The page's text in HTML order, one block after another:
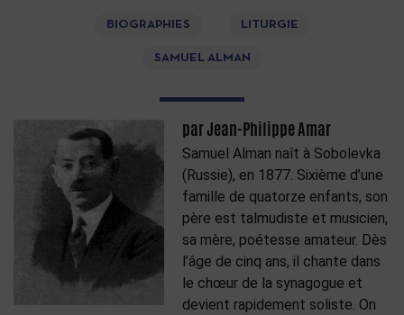
BIOGRAPHIES LITURGIE
SAMUEL ALMAN
par Jean-Philippe Amar
Samuel Alman naît à Sobolevka
(Russie), en 1877. Sixième d’une
famille de quatorze enfants, son
père est talmudiste et musicien,
sa mère, poétesse amateur. Dès
l’âge de cinq ans, il chante dans
le chœur de la synagogue et
devient rapidement soliste. On